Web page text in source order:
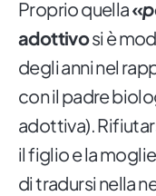
Proprio quella«
adottivosi è
degli anni nel
con il padre
adottiva).
il figlio e la
di tradursi nella